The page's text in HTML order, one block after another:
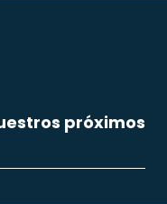
próximos